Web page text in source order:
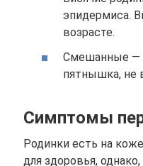
эпидермиса.
возрасте.
Смешанные —
пятнышка, не
Симптомы
Родинки есть на
для здоровья,